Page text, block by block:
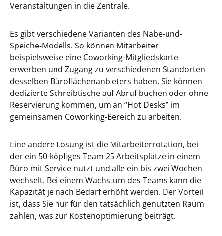
Veranstaltungen in die Zentrale.
Es gibt verschiedene Varianten des Nabe-und-
Speiche-Modells. So können Mitarbeiter
beispielsweise eine Coworking-Mitgliedskarte
erwerben und Zugang zu verschiedenen Standorten
desselben Büroflächenanbieters haben. Sie können
dedizierte Schreibtische auf Abruf buchen oder ohne
Reservierung kommen, um an “Hot Desks” im
gemeinsamen Coworking-Bereich zu arbeiten.
Eine andere Lösung ist die Mitarbeiterrotation, bei
der ein 50-köpfiges Team 25 Arbeitsplätze in einem
Büro mit Service nutzt und alle ein bis zwei Wochen
wechselt. Bei einem Wachstum des Teams kann die
Kapazität je nach Bedarf erhöht werden. Der Vorteil
ist, dass Sie nur für den tatsächlich genutzten Raum
zahlen, was zur Kostenoptimierung beiträgt.